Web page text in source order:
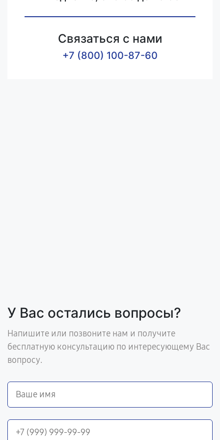
Связаться с нами
+7 (800) 100-87-60
У Вас остались вопросы?
Напишите или позвоните нам и получите
бесплатную консультацию по интересующему Вас
вопросу.